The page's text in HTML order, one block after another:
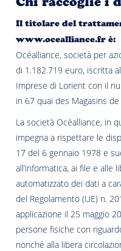
Il titolare del
www.ocealliance.fr è:
Océalliance, società per
di 1.182.719 euro, iscritta
Imprese di Lorient con il
in 67 quai des Magasins
La società Océalliance, in
impegna a rispettare le
17 del 6 gennaio 1978 e
all’informatica, ai file e
automatizzato dei dati a
del Regolamento (UE) n.
applicazione il 25 maggio
persone fisiche con
nonché alla libera